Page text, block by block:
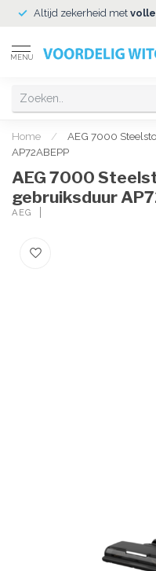
Altijd zekerheid met
MENU
Home /
AEG 7000
AP72ABEPP
AEG 7000
gebruiksduur
AEG